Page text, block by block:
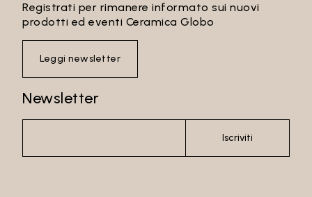
Registrati per rimanere informato sui nuovi
prodotti ed eventi Ceramica Globo
Leggi newsletter
Newsletter
Iscriviti